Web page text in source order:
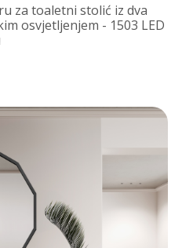
za toaletni stolić iz dva
osvjetljenjem - 1503 LED